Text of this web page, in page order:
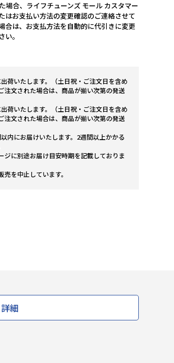
合、ライフチューンズ モール カスタマー
はお支払い方法の変更確認のご連絡させて
合は、お支払方法を自動的に代引きに変更
。
荷いたします。（土日祝・ご注文日を含め
注文された場合は、商品が揃い次第の発送
荷いたします。（土日祝・ご注文日を含め
注文された場合は、商品が揃い次第の発送
内にお届けいたします。2週間以上かかる
ジに別途お届け目安時期を記載しておりま
を中止しています。
細